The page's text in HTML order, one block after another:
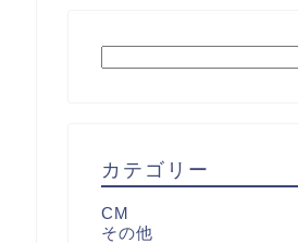
カテゴリー
CM
その他